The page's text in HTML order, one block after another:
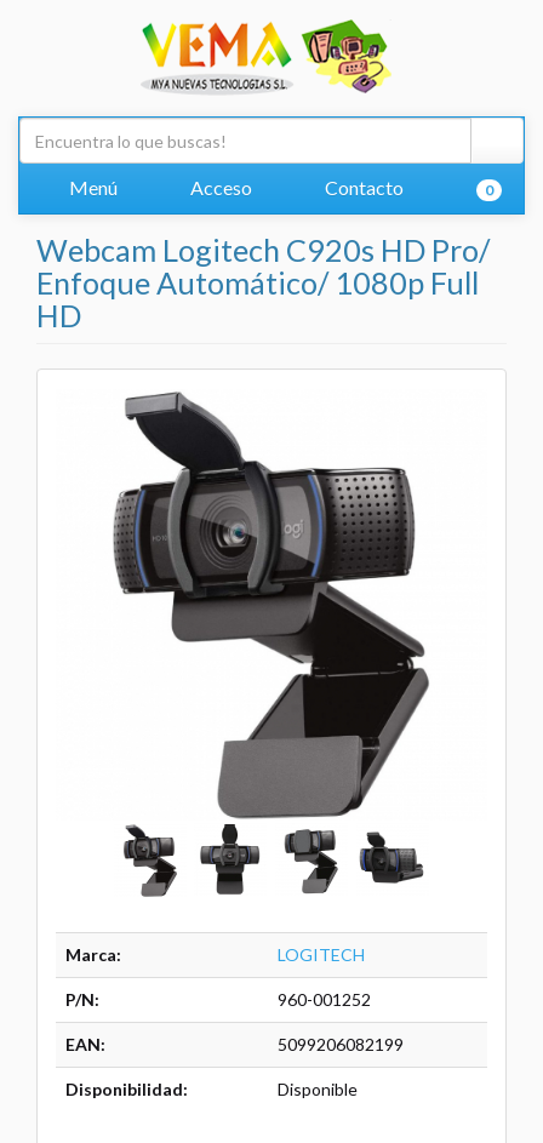
Menú Acceso Contacto 0
Webcam Logitech C920s HD Pro/
Enfoque Automático/ 1080p Full
HD
Marca: LOGITECH
P/N: 960-001252
EAN: 5099206082199
Disponibilidad: Disponible